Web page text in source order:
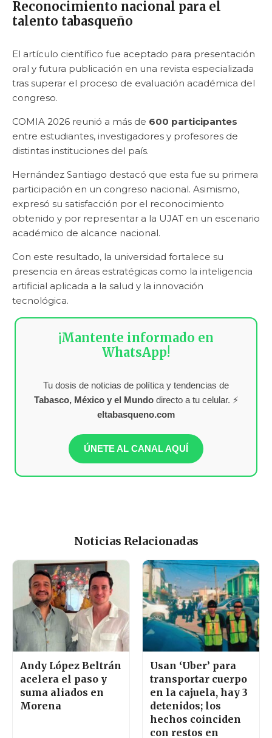
Reconocimiento nacional para el
talento tabasqueño
El artículo científico fue aceptado para presentación
oral y futura publicación en una revista especializada
tras superar el proceso de evaluación académica del
congreso.
COMIA 2026 reunió a más de 600 participantes
entre estudiantes, investigadores y profesores de
distintas instituciones del país.
Hernández Santiago destacó que esta fue su primera
participación en un congreso nacional. Asimismo,
expresó su satisfacción por el reconocimiento
obtenido y por representar a la UJAT en un escenario
académico de alcance nacional.
Con este resultado, la universidad fortalece su
presencia en áreas estratégicas como la inteligencia
artificial aplicada a la salud y la innovación
tecnológica.
¡Mantente informado en
WhatsApp!
Tu dosis de noticias de política y tendencias de
Tabasco, México y el Mundodirecto a tu celular. ⚡
eltabasqueno.com
ÚNETE AL CANAL AQUÍ
Noticias Relacionadas
Andy López Beltrán
acelera el paso y
suma aliados en
Morena
Usan ‘Uber’ para
transportar cuerpo
en la cajuela, hay 3
detenidos; los
hechos coinciden
con restos en